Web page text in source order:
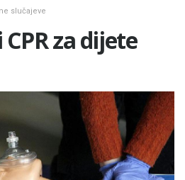
slučajeve
za dijete